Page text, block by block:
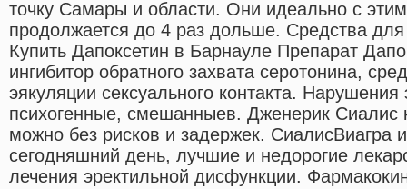
точку Самары и области. Они идеально с
продолжается до 4 раз дольше. Средства для
Купить Дапоксетин в Барнауле Препарат
ингибитор обратного захвата серотонина,
эякуляции сексуального контакта. Нарушения
психогенные, смешанныев. Дженерик Сиалис
можно без рисков и задержек. СиалисВиагра
сегодняшний день, лучшие и недорогие
лечения эректильной дисфункции.